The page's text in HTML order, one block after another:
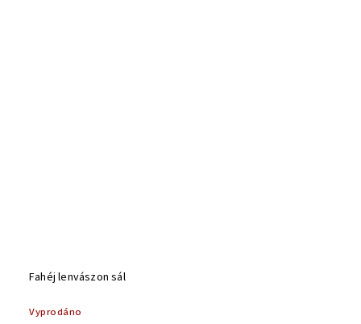
Fahéj lenvászon sál
Vyprodáno